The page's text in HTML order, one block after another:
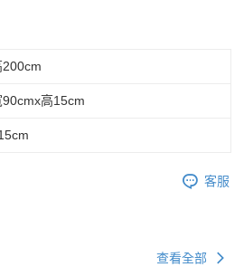
200cm
90cmx高15cm
客服
查看全部